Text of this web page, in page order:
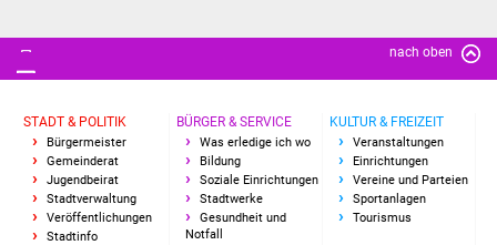
Kinder und Jugendliche
Schülerferienprogramm
Migration und Integration
nach oben
STADT & POLITIK
Bürgermeister
Gemeinderat
Jugendbeirat
Stadtverwaltung
Veröffentlichungen
Stadtinfo
BÜRGER & SERVICE
Was erledige ich wo
Bildung
Soziale Einrichtungen
Stadtwerke
Gesundheit und
Notfall
KULTUR & FREIZEIT
Veranstaltungen
Einrichtungen
Vereine und Parteien
Sportanlagen
Tourismus